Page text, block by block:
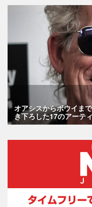
オアシスからボウイま
き下ろした17のアーテ